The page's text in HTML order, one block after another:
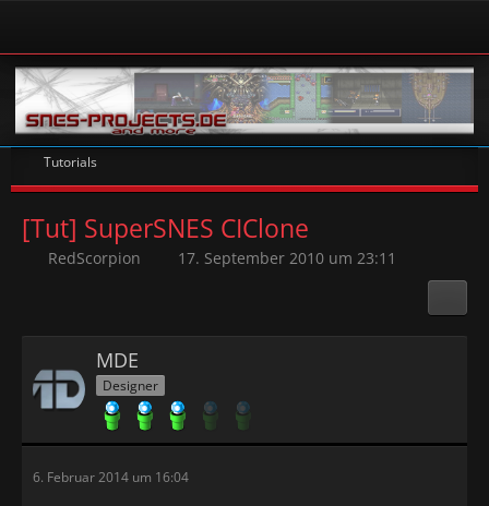
Tutorials
[Tut] SuperSNES CIClone
RedScorpion 17. September 2010 um 23:11
MDE
Designer
6. Februar 2014 um 16:04